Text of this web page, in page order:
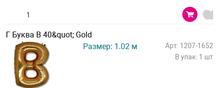
Г Буква B 40&quot; Gold
Размер: 1.02 м
Арт: 1207-1652
В упак: 1 шт